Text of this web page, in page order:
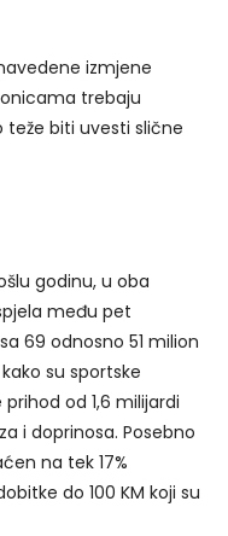
izmjene
trebaju
teže biti uvesti slične
godinu, u oba
među pet
69 odnosno 51 milion
su sportske
od 1,6 milijardi
i doprinosa. Posebno
na tek 17%
do 100 KM koji su